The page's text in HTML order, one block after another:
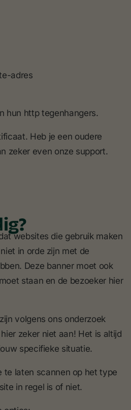
adres
hun http tegenhangers.
Heb je een oudere
zeker even onze support.
websites die gebruik maken
in orde zijn met de
Deze banner moet ook
staan en de bezoeker hier
volgens ons onderzoek
zeker niet aan! Het is altijd
specifieke situatie.
laten scannen op het type
in regel is of niet.